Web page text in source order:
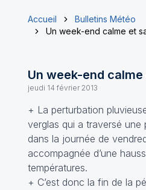
Accueil
Bulletins Météo
Un week-end calme et
Un week-end
jeudi 14 février 2013
+ La perturbation
verglas qui a traversé une
dans la journée de
accompagnée d’une
températures.
+ C’est donc la fin de la